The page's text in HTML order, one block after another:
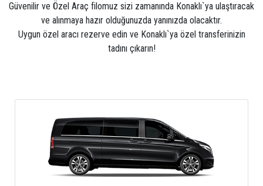
Güvenilir ve Özel Araç filomuz sizi zamanında Konaklı`ya ulaştıracak
ve alınmaya hazır olduğunuzda yanınızda olacaktır.
Uygun özel aracı rezerve edin ve Konaklı`ya özel transferinizin
tadını çıkarın!